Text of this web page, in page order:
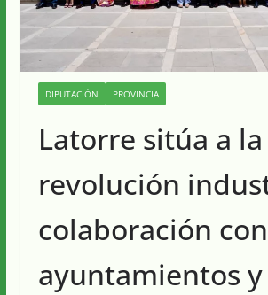
DIPUTACIÓN PROVINCIA
Latorre sitúa a
revolución
colaboración
ayuntamientos y